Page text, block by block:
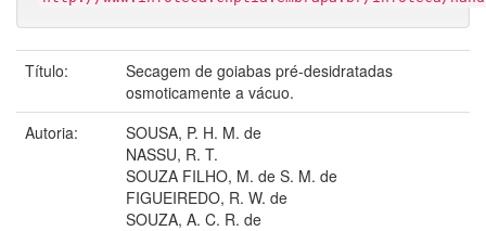
Título:
Secagem de goiabas pré-desidratadas
osmoticamente a vácuo.
Autoria:
SOUSA, P. H. M. de
NASSU, R. T.
SOUZA FILHO, M. de S. M. de
FIGUEIREDO, R. W. de
SOUZA, A. C. R. de